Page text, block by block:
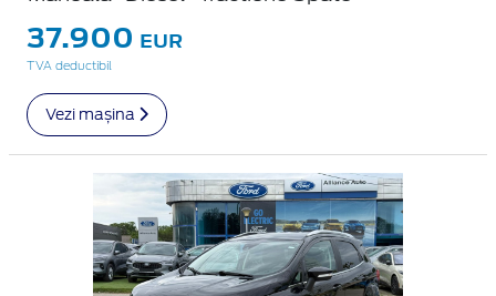
37.900 EUR
TVA deductibil
Vezi mașina